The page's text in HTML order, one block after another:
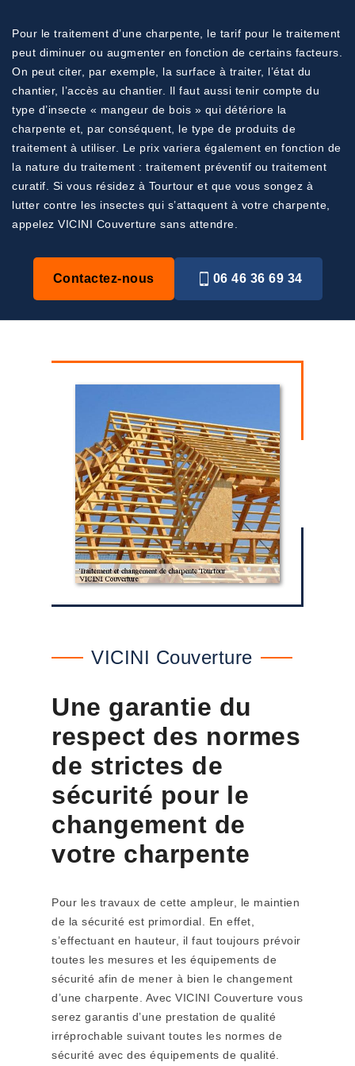
Pour le traitement d’une charpente, le tarif pour le traitement
peut diminuer ou augmenter en fonction de certains facteurs.
On peut citer, par exemple, la surface à traiter, l’état du
chantier, l’accès au chantier. Il faut aussi tenir compte du
type d’insecte « mangeur de bois » qui détériore la
charpente et, par conséquent, le type de produits de
traitement à utiliser. Le prix variera également en fonction de
la nature du traitement : traitement préventif ou traitement
curatif. Si vous résidez à Tourtour et que vous songez à
lutter contre les insectes qui s’attaquent à votre charpente,
appelez VICINI Couverture sans attendre.
Contactez-nous 06 46 36 69 34
VICINI Couverture
Une garantie du
respect des normes
de strictes de
sécurité pour le
changement de
votre charpente
Pour les travaux de cette ampleur, le maintien
de la sécurité est primordial. En effet,
s’effectuant en hauteur, il faut toujours prévoir
toutes les mesures et les équipements de
sécurité afin de mener à bien le changement
d’une charpente. Avec VICINI Couverture vous
serez garantis d’une prestation de qualité
irréprochable suivant toutes les normes de
sécurité avec des équipements de qualité.